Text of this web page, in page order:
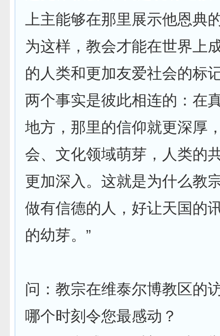
上主能够在那里展示他恩典
为这样，教会才能在世界上
的人类和更加友爱社会的标
两个事实是彼此相连的：在
地方，那里的信仰就更深厚
会、文化领域萌芽，人类的
更加深入。这就是为什么教
做有信德的人，好让天国的
的幼芽。”
问：教宗在维泰尔博教区的
哪个时刻令您最感动？